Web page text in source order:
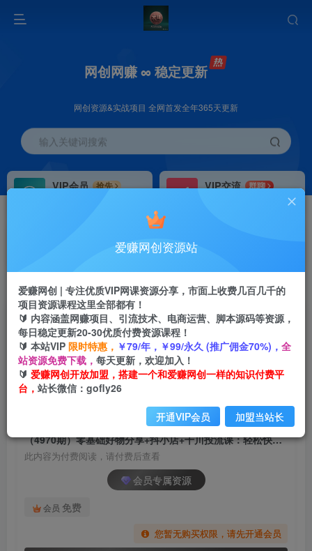
网创网赚 ∞ 稳定更新
网创资源&实战项目 全网首发全年365天更新
输入关键词搜索
VIP会员
抢先
VIP交流
群聊
研究探讨更多创业项目路子。
会员专属推广链接
首页 创业课程 会员专属 正文
（4970期）零基础好物分享+抖小店+千川投流
课：轻松快速起号，快速学会抖音投流
爱赚网创
2年前发布
关注 私信
（4970期）零基础好物分享+抖小店+千川投流课：轻松快速起号，快速学会抖音投流
此内容为付费阅读，请付费后查看
会员专属资源
会员 免费
您暂无购买权限，请先开通会员
爱赚网创资源站
爱赚网创 | 专注优质VIP网课资源分享，市面上收费几百几千的
项目资源课程这里全部都有！
🔰 内容涵盖网赚项目、引流技术、电商运营、脚本源码等资源，
每日稳定更新20-30优质付费资源课程！
🔰 本站VIP 限时特惠， ￥79/年，￥99/永久 (推广佣金70%)， 全
站资源免费下载， 每天更新，欢迎加入！
🔰 爱赚网创开放加盟，搭建一个和爱赚网创一样的知识付费平
台， 站长微信：gofly26
开通VIP会员 加盟当站长